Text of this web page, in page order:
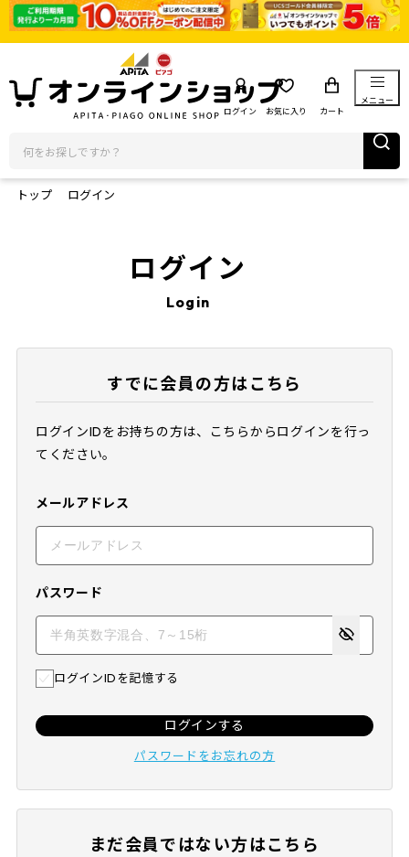
ログイン お気に入り カート
メニュー
トップ ログイン
ログイン
Login
すでに会員の方はこちら
ログインIDをお持ちの方は、こちらからログインを行っ
てください。
メールアドレス
パスワード
ログインIDを記憶する
ログインする
パスワードをお忘れの方
まだ会員ではない方はこちら